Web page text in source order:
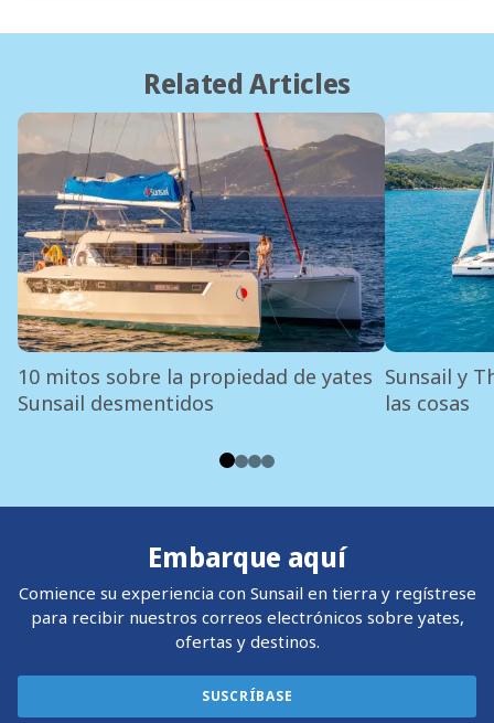
Related Articles
10 mitos sobre la propiedad de yates
Sunsail desmentidos
Sunsail y
las cosas
Embarque aquí
Comience su experiencia con Sunsail en tierra y regístrese
para recibir nuestros correos electrónicos sobre yates,
ofertas y destinos.
SUSCRÍBASE